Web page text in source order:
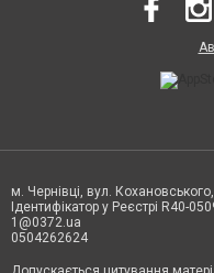
м. Чернівці, вул.
Ідентифікатор у Реєстрі R40-
1@0372.ua
0504262624